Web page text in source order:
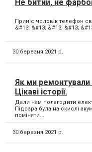
Не битий, не
Приніс чоловік телефон
&#13; &#13; &#13; &#13;
30 березня 2021 р.
Як ми ремонтували
Цікаві історії.
Дали нам полагодити
Підозра була на скислі
поміняти...
30 березня 2021 р.